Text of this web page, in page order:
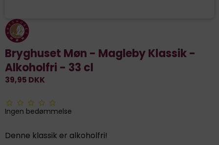
Bryghuset Møn - Magleby Klassik -
Alkoholfri - 33 cl
39,95 DKK
Ingen bedømmelse
Denne klassik er alkoholfri!